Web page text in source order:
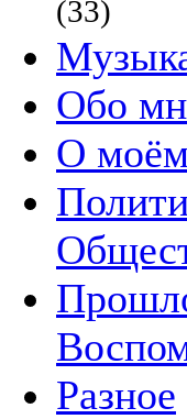
(33)
Обо
О
Разное